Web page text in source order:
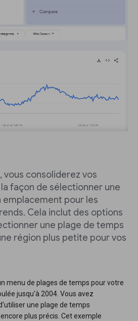
vous consoliderez vos
façon de sélectionner une
emplacement pour les
Cela inclut des options
une plage de temps
région plus petite pour vos
menu de plages de temps pour votre
jusqu'à 2004. Vous avez
une plage de temps
plus précis. Cet exemple